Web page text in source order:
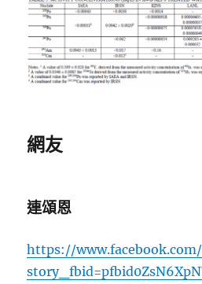
網友
連頌恩
https://